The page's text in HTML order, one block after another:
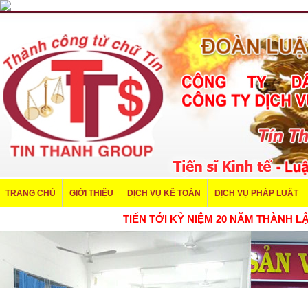
TRANG CHỦ GIỚI THIỆU DỊCH VỤ KẾ TOÁN DỊCH VỤ PHÁP LUẬT
TIẾN TỚI KỶ NIỆM 20 NĂM THÀNH